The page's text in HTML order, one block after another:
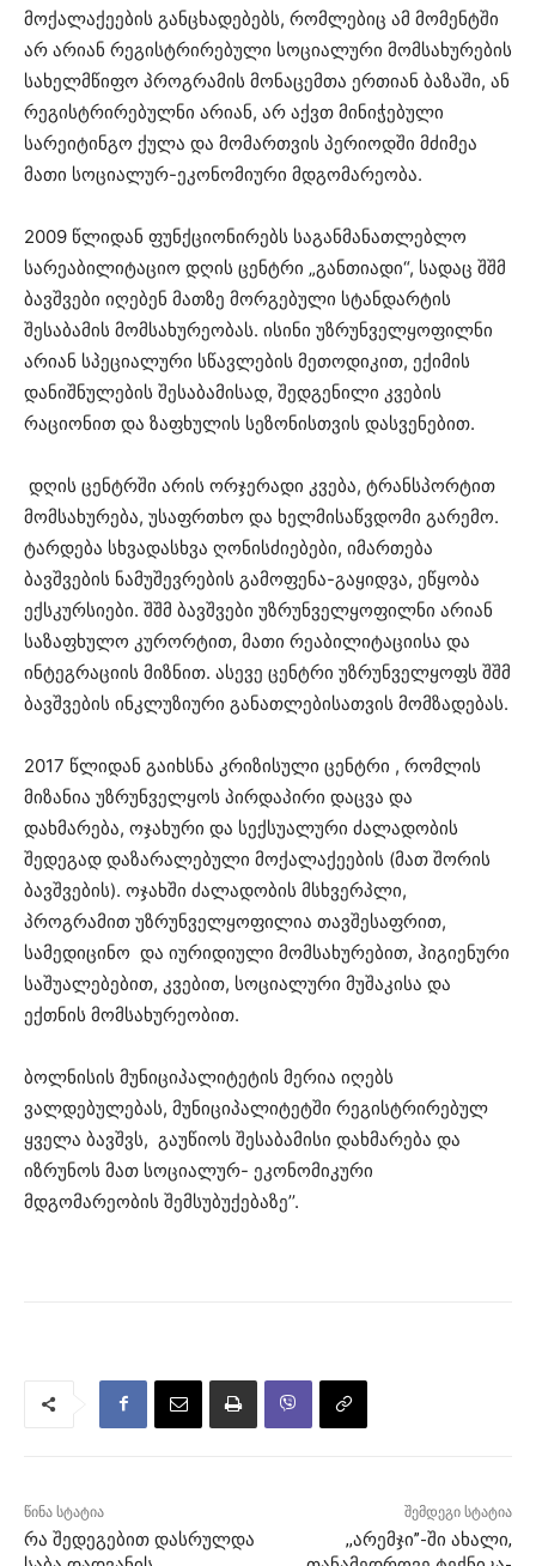
მოქალაქეების განცხადებებს, რომლებიც ამ მომენტში
არ არიან რეგისტრირებული სოციალური მომსახურების
სახელმწიფო პროგრამის მონაცემთა ერთიან ბაზაში, ან
რეგისტრირებულნი არიან, არ აქვთ მინიჭებული
სარეიტინგო ქულა და მომართვის პერიოდში მძიმეა
მათი სოციალურ-ეკონომიური მდგომარეობა.
2009 წლიდან ფუნქციონირებს საგანმანათლებლო
სარეაბილიტაციო დღის ცენტრი „განთიადი“, სადაც შშმ
ბავშვები იღებენ მათზე მორგებული სტანდარტის
შესაბამის მომსახურეობას. ისინი უზრუნველყოფილნი
არიან სპეციალური სწავლების მეთოდიკით, ექიმის
დანიშნულების შესაბამისად, შედგენილი კვების
რაციონით და ზაფხულის სეზონისთვის დასვენებით.
დღის ცენტრში არის ორჯერადი კვება, ტრანსპორტით
მომსახურება, უსაფრთხო და ხელმისაწვდომი გარემო.
ტარდება სხვადასხვა ღონისძიებები, იმართება
ბავშვების ნამუშევრების გამოფენა-გაყიდვა, ეწყობა
ექსკურსიები. შშმ ბავშვები უზრუნველყოფილნი არიან
საზაფხულო კურორტით, მათი რეაბილიტაციისა და
ინტეგრაციის მიზნით. ასევე ცენტრი უზრუნველყოფს შშმ
ბავშვების ინკლუზიური განათლებისათვის მომზადებას.
2017 წლიდან გაიხსნა კრიზისული ცენტრი , რომლის
მიზანია უზრუნველყოს პირდაპირი დაცვა და
დახმარება, ოჯახური და სექსუალური ძალადობის
შედეგად დაზარალებული მოქალაქეების (მათ შორის
ბავშვების). ოჯახში ძალადობის მსხვერპლი,
პროგრამით უზრუნველყოფილია თავშესაფრით,
სამედიცინო და იურიდიული მომსახურებით, ჰიგიენური
საშუალებებით, კვებით, სოციალური მუშაკისა და
ექთნის მომსახურეობით.
ბოლნისის მუნიციპალიტეტის მერია იღებს
ვალდებულებას, მუნიციპალიტეტში რეგისტრირებულ
ყველა ბავშვს, გაუწიოს შესაბამისი დახმარება და
იზრუნოს მათ სოციალურ- ეკონომიკური
მდგომარეობის შემსუბუქებაზე’’.
წინა სტატია
რა შედეგებით დასრულდა
შემდეგი სტატია
,,არემჯი”-ში ახალი,